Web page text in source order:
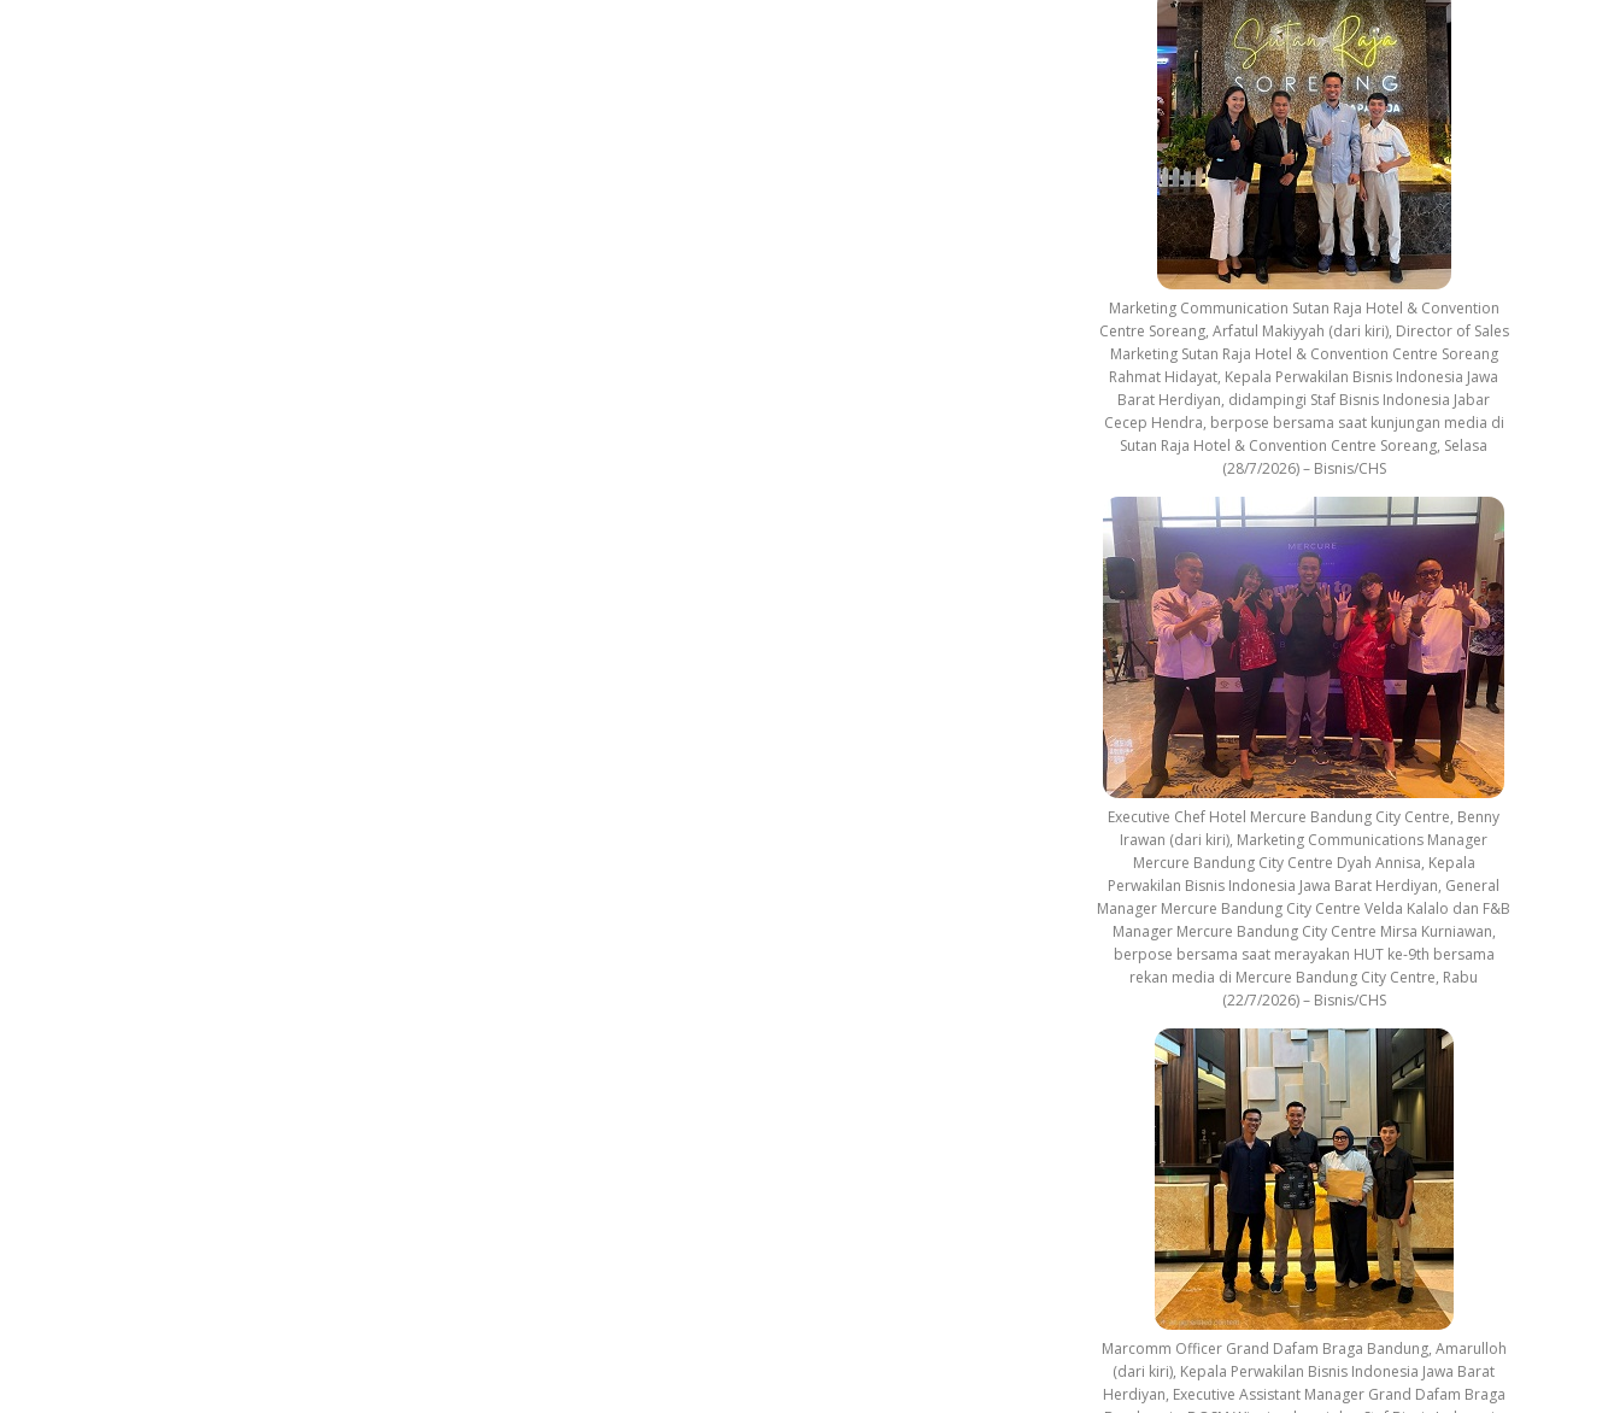
Marketing Communication Sutan Raja Hotel & Convention
Centre Soreang, Arfatul Makiyyah (dari kiri), Director of Sales
Marketing Sutan Raja Hotel & Convention Centre Soreang
Rahmat Hidayat, Kepala Perwakilan Bisnis Indonesia Jawa
Barat Herdiyan, didampingi Staf Bisnis Indonesia Jabar
Cecep Hendra, berpose bersama saat kunjungan media di
Sutan Raja Hotel & Convention Centre Soreang, Selasa
(28/7/2026) – Bisnis/CHS
Executive Chef Hotel Mercure Bandung City Centre, Benny
Irawan (dari kiri), Marketing Communications Manager
Mercure Bandung City Centre Dyah Annisa, Kepala
Perwakilan Bisnis Indonesia Jawa Barat Herdiyan, General
Manager Mercure Bandung City Centre Velda Kalalo dan F&B
Manager Mercure Bandung City Centre Mirsa Kurniawan,
berpose bersama saat merayakan HUT ke-9th bersama
rekan media di Mercure Bandung City Centre, Rabu
(22/7/2026) – Bisnis/CHS
Marcomm Officer Grand Dafam Braga Bandung, Amarulloh
(dari kiri), Kepala Perwakilan Bisnis Indonesia Jawa Barat
Herdiyan, Executive Assistant Manager Grand Dafam Braga